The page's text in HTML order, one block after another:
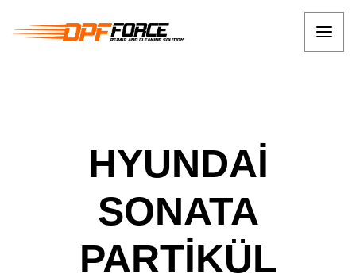
HYUNDAİ
SONATA
PARTİKÜL